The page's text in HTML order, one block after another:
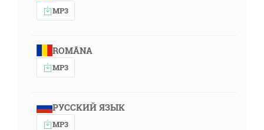
MP3
ROMÂNA
MP3
РУССКИЙ ЯЗЫК
MP3